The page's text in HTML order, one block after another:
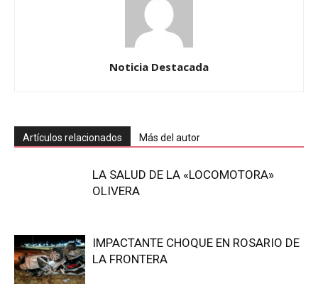
Noticia Destacada
Artículos relacionados Más del autor
LA SALUD DE LA «LOCOMOTORA»
OLIVERA
IMPACTANTE CHOQUE EN ROSARIO DE
LA FRONTERA